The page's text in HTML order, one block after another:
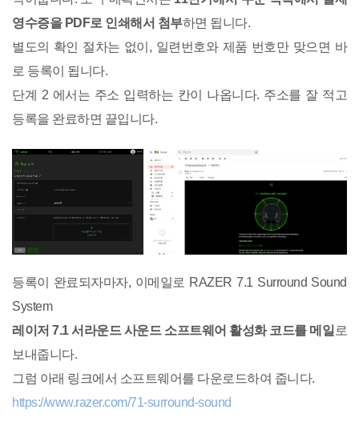
영수증을 PDF로 인쇄해서 첨부하면 됩니다.
별도의 확인 절차는 없이, 일련번호와 제품 번호만 맞으면 바
로 등록이 됩니다.
단계 2 에서는 주소 입력하는 칸이 나옵니다. 주소를 잘 적고
등록을 완료하면 끝입니다.
등록이 완료되자마자, 이메일로 RAZER 7.1 Surround Sound
System
레이저 7.1 서라운드 사운드 소프트웨어 활성화 코드를 메일로
보내줍니다.
그럼 아래 링크에서 소프트웨어를 다운로드하여 줍니다.
https://www.razer.com/71-surround-sound